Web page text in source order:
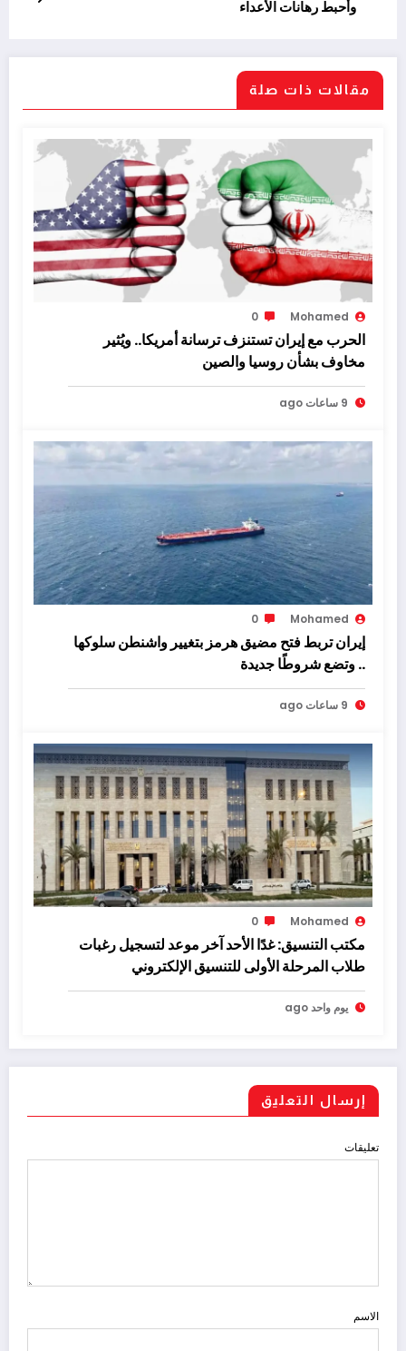
وأحبط رهانات الأعداء
مقالات ذات صلة
Mohamed
0
الحرب مع إيران تستنزف ترسانة أمريكا.. ويُثير
مخاوف بشأن روسيا والصين
9 ساعات ago
Mohamed
0
إيران تربط فتح مضيق هرمز بتغيير واشنطن سلوكها
.. وتضع شروطًا جديدة
9 ساعات ago
Mohamed
0
مكتب التنسيق: غدًا الأحد آخر موعد لتسجيل رغبات
طلاب المرحلة الأولى للتنسيق الإلكتروني
يوم واحد ago
إرسال التعليق
تعليقات
الاسم